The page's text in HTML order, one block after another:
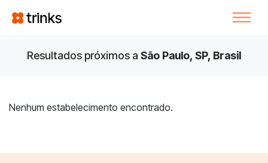
Resultados próximos a São Paulo, SP, Brasil
Nenhum estabelecimento encontrado.